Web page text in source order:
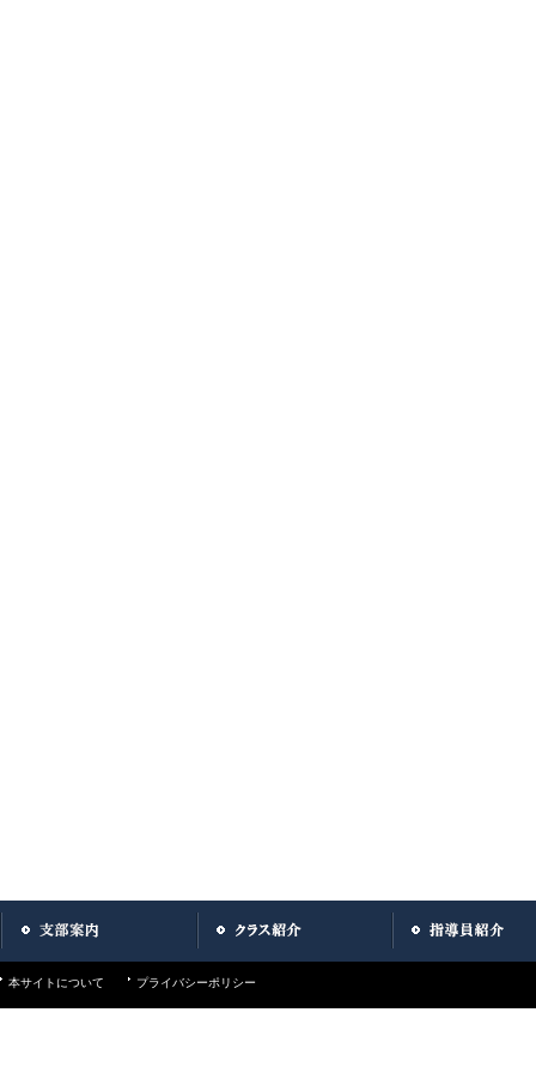
本サイトについて プライバシーポリシー